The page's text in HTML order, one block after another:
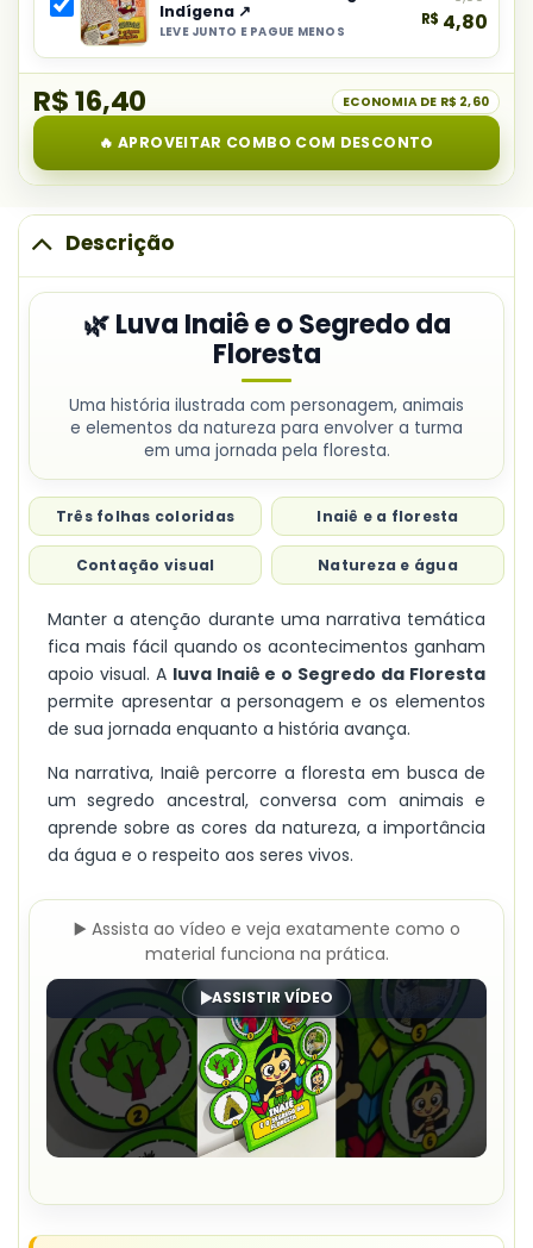
e
Segredo
da
Floresta
combo:
Luva
Léo
e
Árvore
Selecionar
item
do
Comidas
de
Origem
Indígena ↗
LEVE JUNTO E PAGUE MENOS
R$ 4,80
R$ 16,40 ECONOMIA DE R$ 2,60
🔥 APROVEITAR COMBO COM DESCONTO
Descrição
🌿 Luva Inaiê e o Segredo da
Floresta
Uma história ilustrada com personagem, animais
e elementos da natureza para envolver a turma
em uma jornada pela floresta.
Três folhas coloridas Inaiê e a floresta
Contação visual Natureza e água
Manter a atenção durante uma narrativa temática
fica mais fácil quando os acontecimentos ganham
apoio visual. A luva Inaiê e o Segredo da Floresta
permite apresentar a personagem e os elementos
de sua jornada enquanto a história avança.
Na narrativa, Inaiê percorre a floresta em busca de
um segredo ancestral, conversa com animais e
aprende sobre as cores da natureza, a importância
da água e o respeito aos seres vivos.
▶️ Assista ao vídeo e veja exatamente como o
material funciona na prática.
ASSISTIR VÍDEO